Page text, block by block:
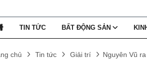
TIN TỨC BẤT ĐỘNG SẢN
chủ Tin tức Giải trí Nguyên Vũ